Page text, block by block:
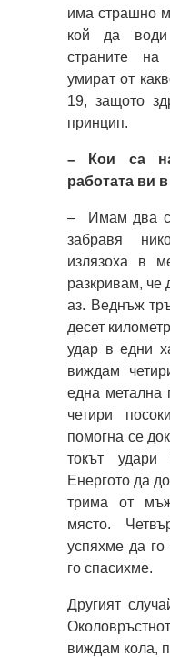
има страшно
кой да
страните на
умират от
19, защото
принцип.
– Кои са
работата ви
– Имам два
забравя
излязоха в
разкривам, че
аз. Веднъж
десет
удар в едни
виждам
една метална
четири
помогна се
токът
Енергото да
трима от
място.
успяхме да го
го спасихме.
Другият
виждам кола,